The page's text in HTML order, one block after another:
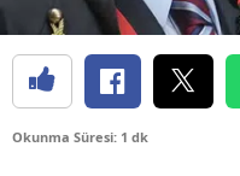
Okunma Süresi: 1 dk